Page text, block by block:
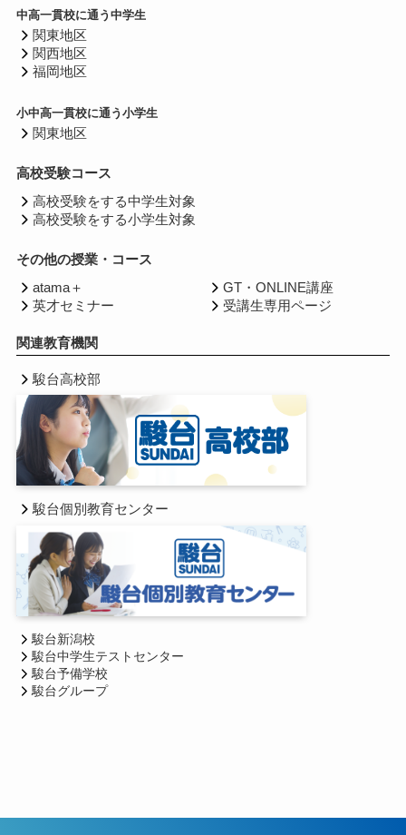
中高一貫校に通う中学生
関東地区
関西地区
福岡地区
小中高一貫校に通う小学生
関東地区
高校受験コース
高校受験をする中学生対象
高校受験をする小学生対象
その他の授業・コース
atama＋
英才セミナー
GT・ONLINE講座
受講生専用ページ
関連教育機関
駿台高校部
駿台個別教育センター
駿台新潟校
駿台中学生テストセンター
駿台予備学校
駿台グループ